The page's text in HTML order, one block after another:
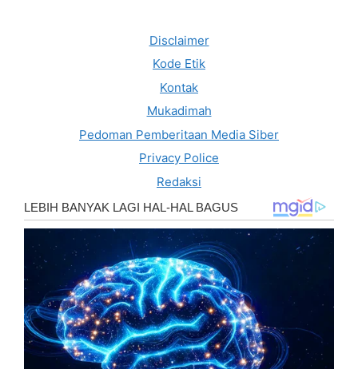
Disclaimer
Kode Etik
Kontak
Mukadimah
Pedoman Pemberitaan Media Siber
Privacy Police
Redaksi